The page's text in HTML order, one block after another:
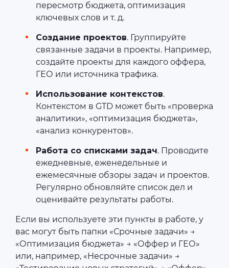
пересмотр бюджета, оптимизация
ключевых слов и т. д.
Создание проектов. Группируйте
связанные задачи в проекты. Например,
создайте проекты для каждого оффера,
ГЕО или источника трафика.
Использование контекстов.
Контекстом в GTD может быть «проверка
аналитики», «оптимизация бюджета»,
«анализ конкурентов».
Работа со списками задач. Проводите
ежедневные, еженедельные и
ежемесячные обзоры задач и проектов.
Регулярно обновляйте список дел и
оценивайте результаты работы.
Если вы используете эти пункты в работе, у
вас могут быть папки «Срочные задачи» →
«Оптимизация бюджета» → «Оффер и ГЕО»
или, например, «Несрочные задачи» →